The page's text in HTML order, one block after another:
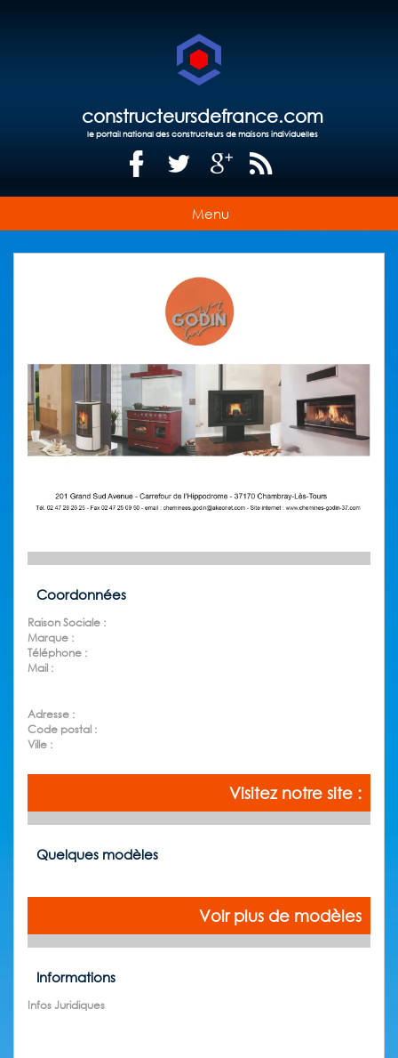
constructeursdefrance.com
le portail national des constructeurs de maisons individuelles
Menu
Coordonnées
Raison Sociale :
Marque :
Téléphone :
Mail :
Adresse :
Code postal :
Ville :
Visitez notre site :
Quelques modèles
Voir plus de modèles
Informations
Infos Juridiques